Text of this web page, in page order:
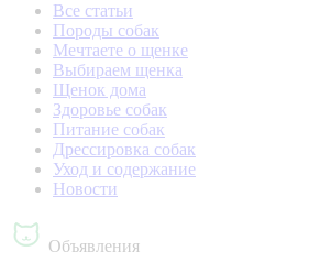
Все статьи
Породы собак
Мечтаете о щенке
Выбираем щенка
Щенок дома
Здоровье собак
Питание собак
Дрессировка собак
Уход и содержание
Новости
Объявления